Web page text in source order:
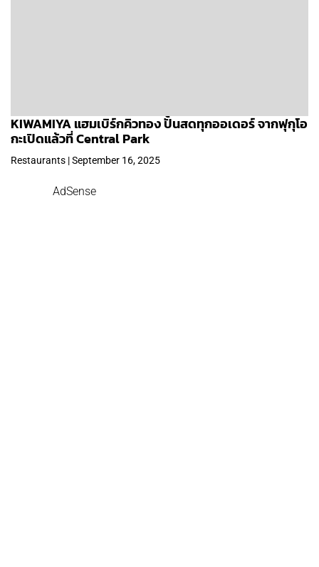
KIWAMIYA แฮมเบิร์กคิวทอง ปั้นสดทุกออเดอร์ จากฟุกุโอ
กะเปิดแล้วที่ Central Park
Restaurants | September 16, 2025
AdSense